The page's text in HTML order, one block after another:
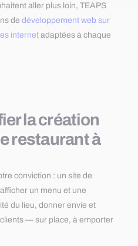
aller plus loin, TEAPS
dedéveloppement web sur
internet adaptées à chaque
la création
restaurant à
conviction : un site de
un menu et une
du lieu, donner envie et
— sur place, à emporter